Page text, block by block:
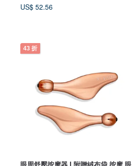
US$ 52.56
43 折